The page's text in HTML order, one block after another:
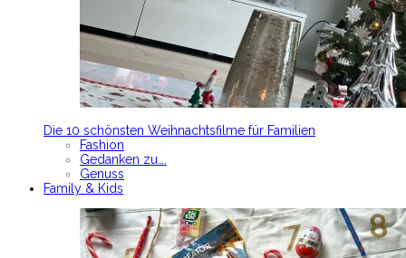
Die 10 schönsten Weihnachtsfilme für Familien
Fashion
Gedanken zu….
Genuss
Family & Kids